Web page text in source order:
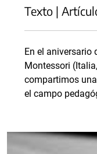
Texto |
En el aniversario
Montessori
compartimos
el campo